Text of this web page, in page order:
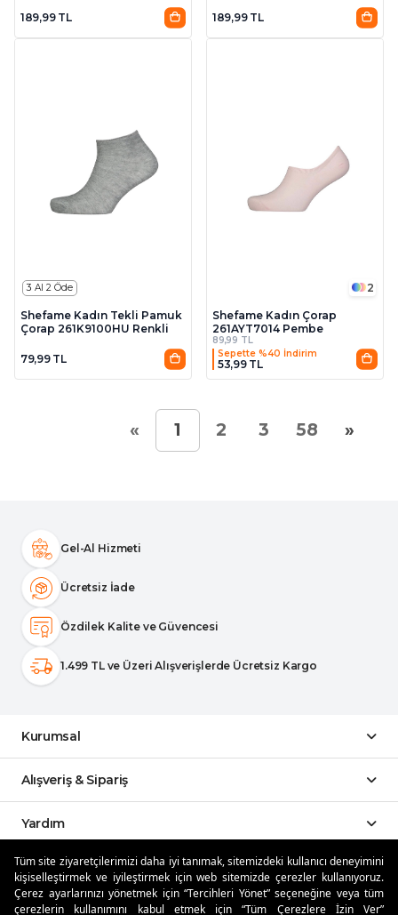
Tüm site ziyaretçilerimizi daha iyi tanımak, sitemizdeki kullanıcı deneyimini
kişiselleştirmek ve iyileştirmek için web sitemizde çerezler kullanıyoruz.
Çerez ayarlarınızı yönetmek için “Tercihleri Yönet” seçeneğine veya tüm
çerezlerin kullanımını kabul etmek için “Tüm Çerezlere İzin Ver”
189,99 TL
189,99 TL
3 Al 2 Öde
Shefame Kadın Tekli Pamuk
Çorap 261K9100HU Renkli
79,99 TL
2
Shefame Kadın Çorap
261AYT7014 Pembe
89,99 TL
Sepette %40 İndirim
53,99 TL
« 1 2 3 58 »
Gel-Al Hizmeti
Ücretsiz İade
Özdilek Kalite ve Güvencesi
1.499 TL ve Üzeri Alışverişlerde Ücretsiz Kargo
Kurumsal
Alışveriş & Sipariş
Yardım
Sosyal Medya
Mobil Uygulamalar